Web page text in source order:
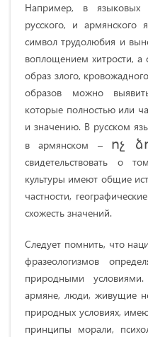
Например, в языковых
русского, и армянского
символ трудолюбия и
воплощением хитрости, а
образ злого,
образов можно
которые полностью или
и значению. В русском
в армянском – ոչ
свидетельствовать о
культуры имеют общие
частности,
схожесть значений.
Следует помнить, что
фразеологизмов
природными
армяне, люди, живущие
природных условиях,
принципы морали,